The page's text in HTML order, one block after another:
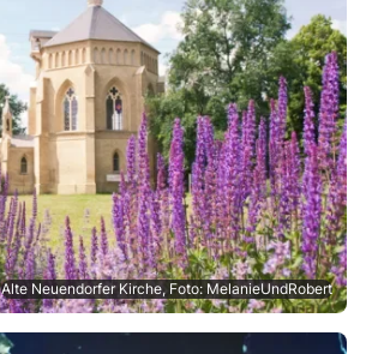
Alte Neuendorfer Kirche, Foto: MelanieUndRobert